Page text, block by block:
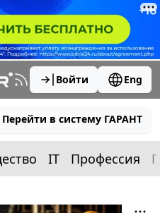
Войти Eng
Перейти в систему ГАРАНТ
IT Профессия